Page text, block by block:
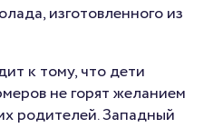
изготовленного из
к тому, что дети
не горят желанием
родителей. Западный